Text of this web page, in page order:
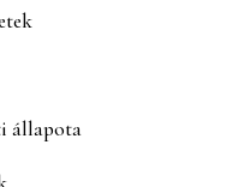
állapota